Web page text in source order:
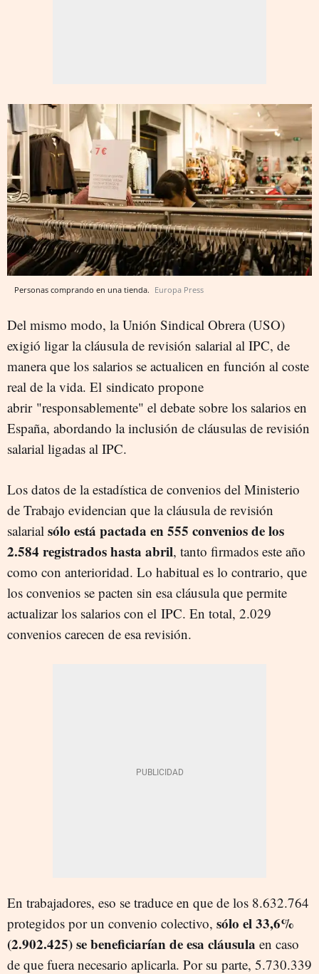
Personas comprando en una tienda. Europa Press
Del mismo modo, la Unión Sindical Obrera (USO)
exigió ligar la cláusula de revisión salarial al IPC, de
manera que los salarios se actualicen en función al coste
real de la vida. El sindicato propone
abrir "responsablemente" el debate sobre los salarios en
España, abordando la inclusión de cláusulas de revisión
salarial ligadas al IPC.
Los datos de la estadística de convenios del Ministerio
de Trabajo evidencian que la cláusula de revisión
salarial sólo está pactada en 555 convenios de los
2.584 registrados hasta abril, tanto firmados este año
como con anterioridad. Lo habitual es lo contrario, que
los convenios se pacten sin esa cláusula que permite
actualizar los salarios con el IPC. En total, 2.029
convenios carecen de esa revisión.
En trabajadores, eso se traduce en que de los 8.632.764
protegidos por un convenio colectivo, sólo el 33,6%
(2.902.425) se beneficiarían de esa cláusula en caso
de que fuera necesario aplicarla. Por su parte, 5.730.339